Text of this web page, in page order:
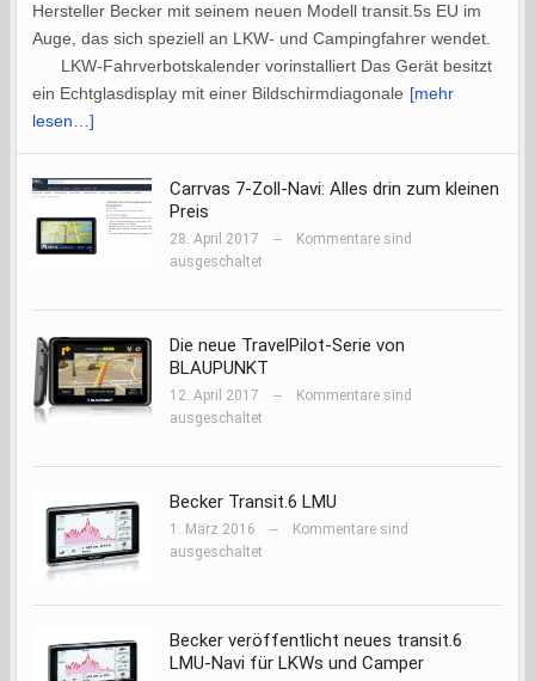
Hersteller Becker mit seinem neuen Modell transit.5s EU im
Auge, das sich speziell an LKW- und Campingfahrer wendet.
LKW-Fahrverbotskalender vorinstalliert Das Gerät besitzt
ein Echtglasdisplay mit einer Bildschirmdiagonale [mehr
lesen…]
Carrvas 7-Zoll-Navi: Alles drin zum kleinen
Preis
28. April 2017 —
Kommentare sind
ausgeschaltet
Die neue TravelPilot-Serie von
BLAUPUNKT
12. April 2017 —
Kommentare sind
ausgeschaltet
Becker Transit.6 LMU
1. März 2016 —
Kommentare sind
ausgeschaltet
Becker veröffentlicht neues transit.6
LMU-Navi für LKWs und Camper